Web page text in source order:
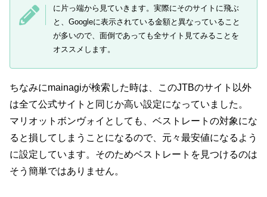
に片っ端から見ていきます。実際にそのサイトに飛ぶ
と、Googleに表示されている金額と異なっていること
が多いので、面倒であっても全サイト見てみることを
オススメします。
ちなみにmainagiが検索した時は、このJTBのサイト以外
は全て公式サイトと同じか高い設定になっていました。
マリオットボンヴォイとしても、ベストレートの対象にな
ると損してしまうことになるので、元々最安値になるよう
に設定しています。そのためベストレートを見つけるのは
そう簡単ではありません。